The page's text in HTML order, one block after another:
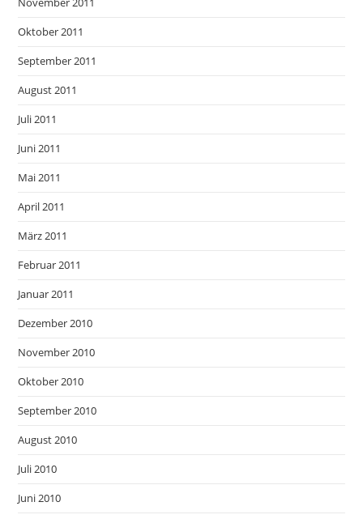
Oktober 2011
September 2011
August 2011
Juli 2011
Juni 2011
Mai 2011
April 2011
März 2011
Februar 2011
Januar 2011
Dezember 2010
November 2010
Oktober 2010
September 2010
August 2010
Juli 2010
Juni 2010